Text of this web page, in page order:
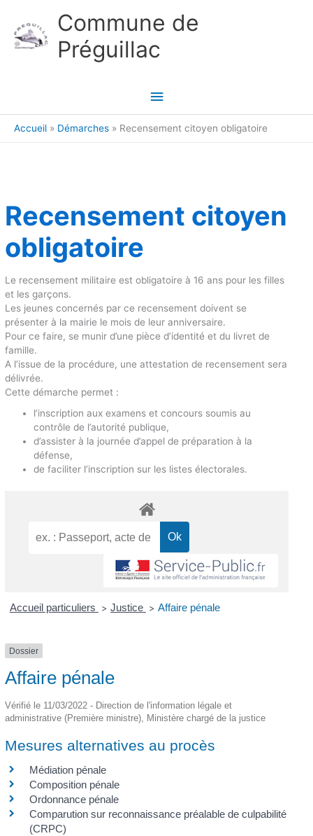
Commune de
Préguillac
Menu
principal
Accueil Démarches Recensement citoyen obligatoire
Recensement citoyen
obligatoire
Le recensement militaire est obligatoire à 16 ans pour les filles
et les garçons.
Les jeunes concernés par ce recensement doivent se
présenter à la mairie le mois de leur anniversaire.
Pour ce faire, se munir d’une pièce d’identité et du livret de
famille.
A l’issue de la procédure, une attestation de recensement sera
délivrée.
Cette démarche permet :
l’inscription aux examens et concours soumis au
contrôle de l’autorité publique,
d’assister à la journée d’appel de préparation à la
défense,
de faciliter l’inscription sur les listes électorales.
Accueil particuliers > Justice > Affaire pénale
Dossier
Affaire pénale
Vérifié le 11/03/2022 - Direction de l'information légale et
administrative (Première ministre), Ministère chargé de la justice
Mesures alternatives au procès
Médiation pénale
Composition pénale
Ordonnance pénale
Comparution sur reconnaissance préalable de culpabilité
(CRPC)